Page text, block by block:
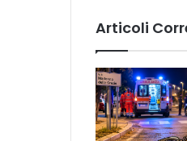
i
s
u
l
l
a
d
Articoli